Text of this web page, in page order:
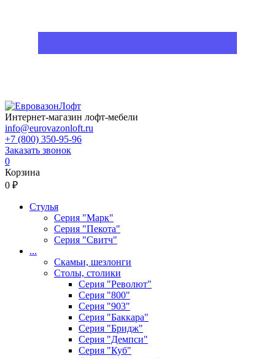
Интернет-магазин лофт-мебели
info@eurovazonloft.ru
+7 (800) 350-95-96
Заказать звонок
0
Корзина
0 ₽
Стулья
Серия "Марк"
Серия "Пекота"
Серия "Свитч"
...
Скамьи, шезлонги
Столы, столики
Серия "Револют"
Серия "800"
Серия "903"
Серия "Баккара"
Серия "Бридж"
Серия "Демпси"
Серия "Куб"